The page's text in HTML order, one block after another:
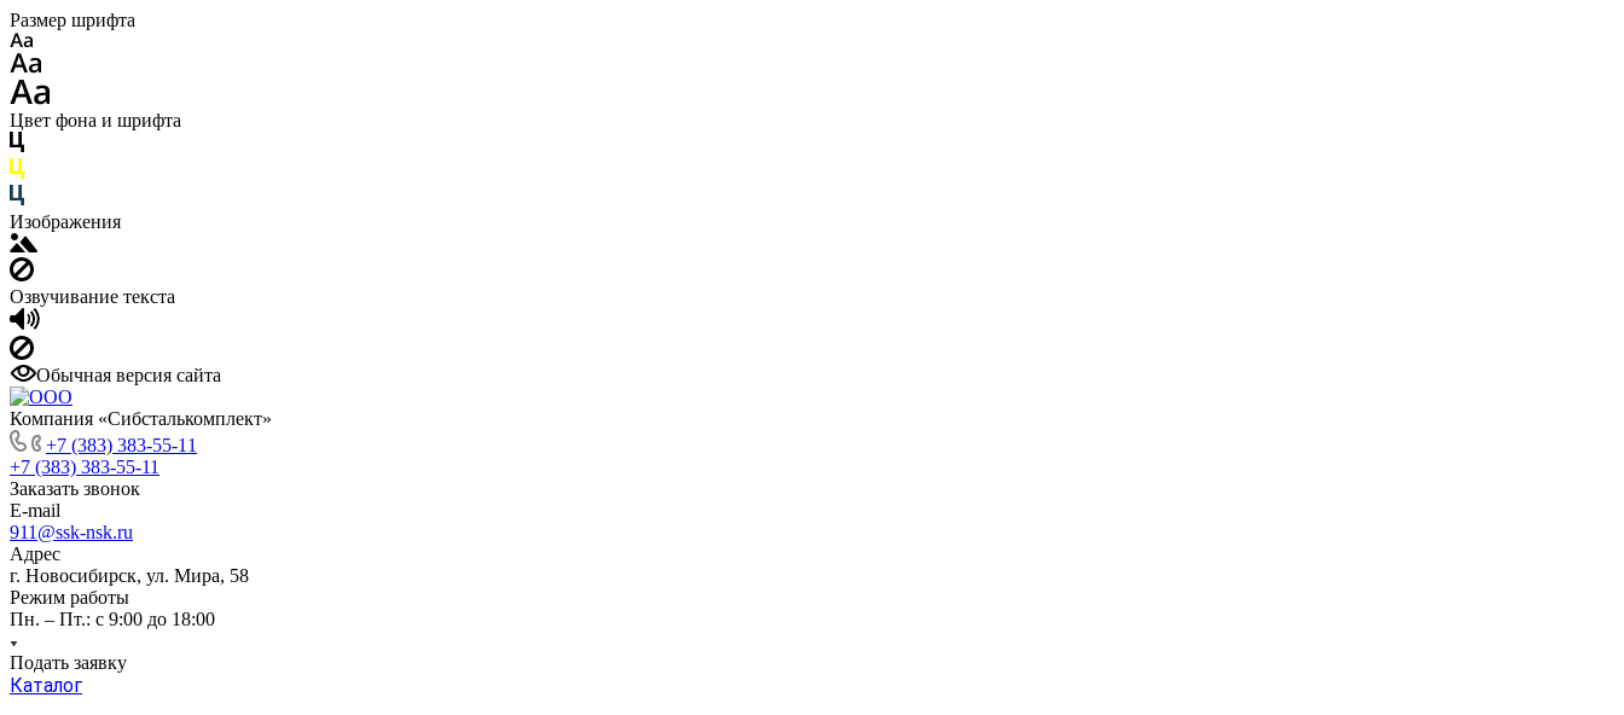
Размер шрифта
Цвет фона и шрифта
Изображения
Озвучивание текста
Обычная версия сайта
Компания «Сибсталькомплект»
+7 (383) 383-55-11
+7 (383) 383-55-11
Заказать звонок
E-mail
911@ssk-nsk.ru
Адрес
г. Новосибирск, ул. Мира, 58
Режим работы
Пн. – Пт.: с 9:00 до 18:00
Подать заявку
Каталог